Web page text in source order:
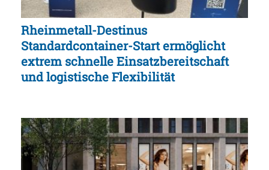
Rheinmetall-Destinus
Standardcontainer-Start ermöglicht
extrem schnelle Einsatzbereitschaft
und logistische Flexibilität